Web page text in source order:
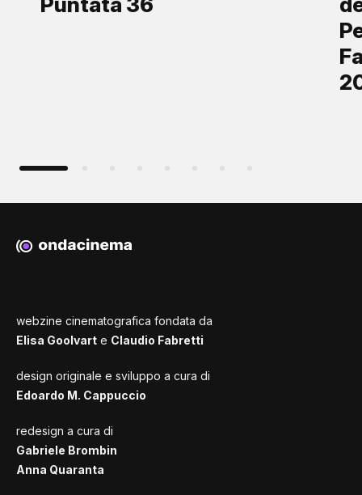
webzine cinematografica fondata da
Elisa Goolvart e Claudio Fabretti
design originale e sviluppo a cura di
Edoardo M. Cappuccio
redesign a cura di
Gabriele Brombin
Anna Quaranta